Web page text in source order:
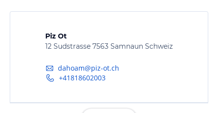
Piz Ot
12 Sudstrasse 7563 Samnaun Schweiz
dahoam@piz-ot.ch
+41818602003